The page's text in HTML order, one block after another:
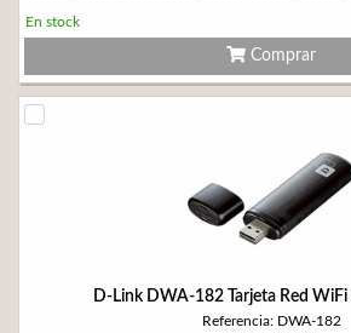
En stock
Comprar
D-Link DWA-182 Tarjeta Red
Referencia: DWA-182